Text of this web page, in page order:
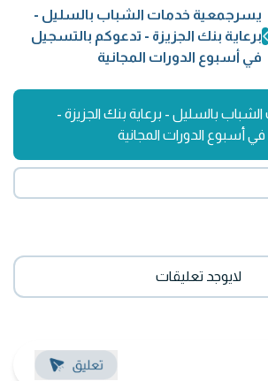
يسرجمعية خدمات الشباب بالسليل -
برعاية بنك الجزيزة - تدعوكم بالتسجيل
في أسبوع الدورات المجانية
بالسليل - برعاية بنك الجزيزة -
أسبوع الدورات المجانية
لايوجد تعليقات